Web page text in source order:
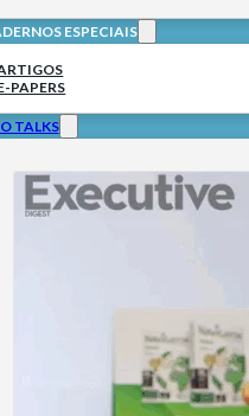
ESPECIAIS
PAPERS
TALKS